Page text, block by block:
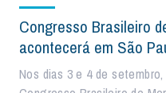
Congresso Brasileiro
acontecerá em São
Nos dias 3 e 4 de